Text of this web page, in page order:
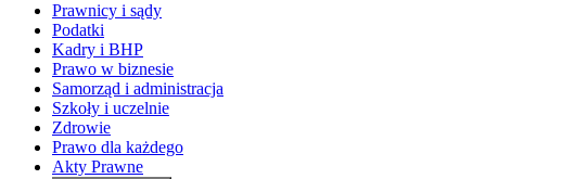
Prawnicy i sądy
Podatki
Kadry i BHP
Prawo w biznesie
Samorząd i administracja
Szkoły i uczelnie
Zdrowie
Prawo dla każdego
Akty Prawne